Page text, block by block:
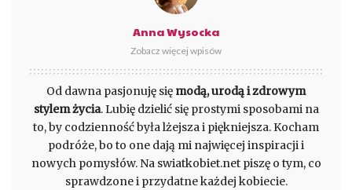
Anna Wysocka
Zobacz więcej wpisów
Od dawna pasjonuję się modą, urodą i zdrowym
stylem życia. Lubię dzielić się prostymi sposobami na
to, by codzienność była lżejsza i piękniejsza. Kocham
podróże, bo to one dają mi najwięcej inspiracji i
nowych pomysłów. Na swiatkobiet.net piszę o tym, co
sprawdzone i przydatne każdej kobiecie.